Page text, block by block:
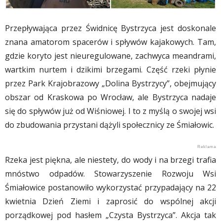
Przepływająca przez Świdnicę Bystrzyca jest doskonale
znana amatorom spacerów i spływów kajakowych. Tam,
gdzie koryto jest nieuregulowane, zachwyca meandrami,
wartkim nurtem i dzikimi brzegami. Część rzeki płynie
przez Park Krajobrazowy „Dolina Bystrzycy”, obejmujący
obszar od Kraskowa po Wrocław, ale Bystrzyca nadaje
się do spływów już od Wiśniowej. I to z myślą o swojej wsi
do zbudowania przystani dążyli społecznicy ze Śmiałowic.
Rzeka jest piękna, ale niestety, do wody i na brzegi trafia
mnóstwo odpadów. Stowarzyszenie Rozwoju Wsi
Śmiałowice postanowiło wykorzystać przypadający na 22
kwietnia Dzień Ziemi i zaprosić do wspólnej akcji
porządkowej pod hasłem „Czysta Bystrzyca”. Akcja tak